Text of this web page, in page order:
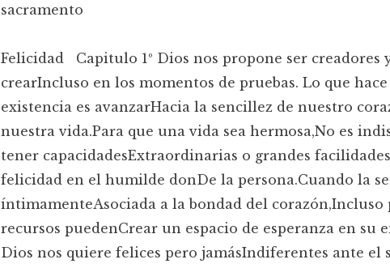
sacramento
Felicidad Capitulo 1º Dios nos propone ser creadores
crearIncluso en los momentos de pruebas. Lo que
existencia es avanzarHacia la sencillez de nuestro
nuestra vida.Para que una vida sea hermosa,No es
tener capacidadesExtraordinarias o grandes
felicidad en el humilde donDe la persona.Cuando la
íntimamenteAsociada a la bondad del corazón,Incluso
recursos puedenCrear un espacio de esperanza en su
Dios nos quiere felices pero jamásIndiferentes ante el